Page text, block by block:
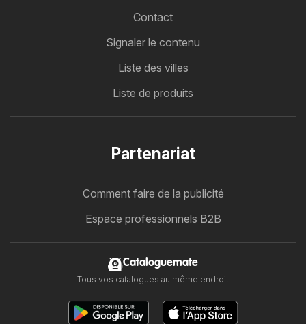
Contact
Signaler le contenu
Liste des villes
Liste de produits
Partenariat
Comment faire de la publicité
Espace professionnels B2B
Cataloguemate
Tous vos catalogues au même endroit